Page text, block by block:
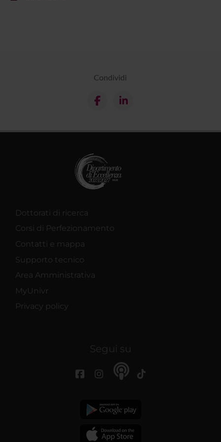
Condividi
Dottorati di ricerca
Corsi di Perfezionamento
Contatti e mappa
Supporto tecnico
Area Amministrativa
MyUnivr
Privacy policy
Segui su